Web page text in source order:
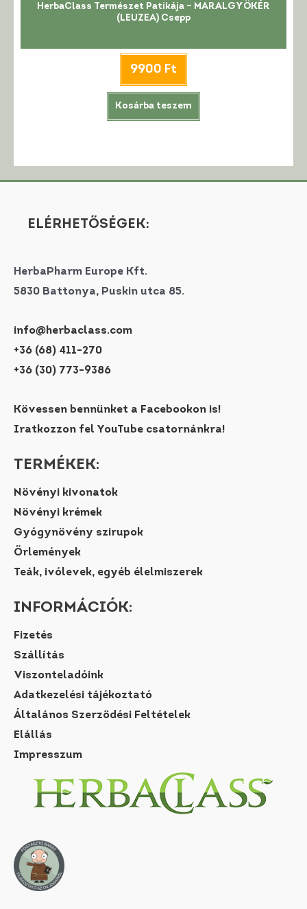
HerbaClass Természet Patikája – MARALGYÖKÉR
(LEUZEA) Csepp
9900 Ft
Kosárba teszem
ELÉRHETŐSÉGEK:
HerbaPharm Europe Kft.
5830 Battonya, Puskin utca 85.
info@herbaclass.com
+36 (68) 411-270
+36 (30) 773-9386
Kövessen bennünket a Facebookon is!
Iratkozzon fel YouTube csatornánkra!
TERMÉKEK:
Növényi kivonatok
Növényi krémek
Gyógynövény szirupok
Őrlemények
Teák, ivólevek, egyéb élelmiszerek
INFORMÁCIÓK:
Fizetés
Szállítás
Viszonteladóink
Adatkezelési tájékoztató
Általános Szerződési Feltételek
Elállás
Impresszum